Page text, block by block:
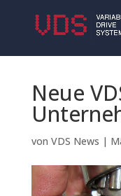
Neue
von VDS News |